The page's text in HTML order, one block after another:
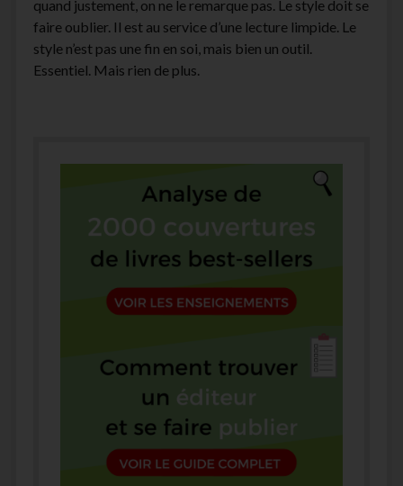
quand justement, on ne le remarque pas. Le style doit se
faire oublier. Il est au service d’une lecture limpide. Le
style n’est pas une fin en soi, mais bien un outil.
Essentiel. Mais rien de plus.